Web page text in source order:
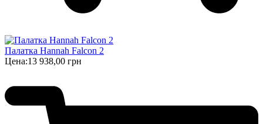
Палатка Hannah Falcon 2
Цена:13 938,00 грн